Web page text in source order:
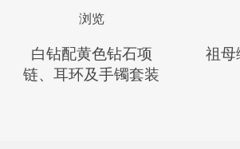
浏览
白钻配黄色钻石项
链、耳环及手镯套装
祖母